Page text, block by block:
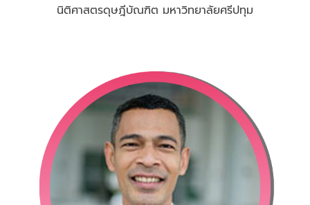
นิติศาสตรดุษฎีบัณฑิต มหาวิทยาลัยศรีปทุม